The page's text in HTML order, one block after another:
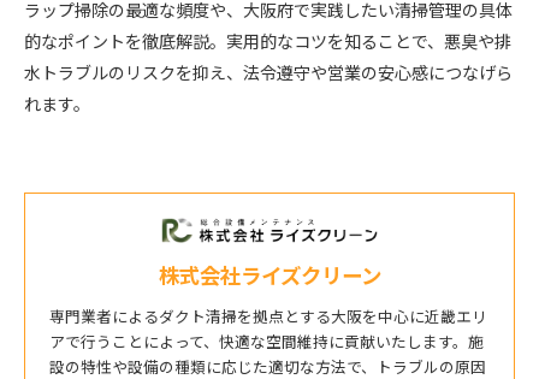
ラップ掃除の最適な頻度や、大阪府で実践したい清掃管理の具体
的なポイントを徹底解説。実用的なコツを知ることで、悪臭や排
水トラブルのリスクを抑え、法令遵守や営業の安心感につなげら
れます。
株式会社ライズクリーン
専門業者によるダクト清掃を拠点とする大阪を中心に近畿エリ
アで行うことによって、快適な空間維持に貢献いたします。施
設の特性や設備の種類に応じた適切な方法で、トラブルの原因